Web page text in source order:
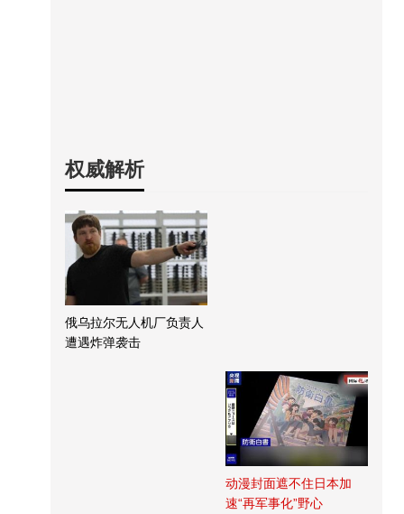
权威解析
俄乌拉尔无人机厂负责人
遭遇炸弹袭击
动漫封面遮不住日本加
速“再军事化”野心